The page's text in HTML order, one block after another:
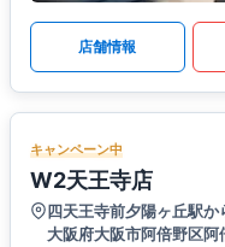
店舗情報
キャンペーン中
W2天王寺店
四天王寺前夕陽ヶ丘駅
大阪府大阪市阿倍野区